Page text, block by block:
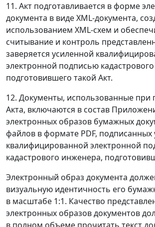
11. Акт подготавливается в форме
документа в виде XML-документа,
использованием XML-схем и
считывание и контроль
заверяется усиленной
электронной подписью
подготовившего такой Акт.
12. Документы, использованные при
Акта, включаются в состав
электронных образов бумажных
файлов в формате PDF, подписанных
квалифицированной электронной
кадастрового инженера,
Электронный образ документа
визуальную идентичность его
в масштабе 1:1. Качество
электронных образов документов